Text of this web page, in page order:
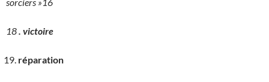
18. victoire
réparation